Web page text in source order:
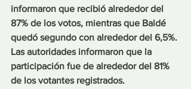
informaron que recibió alrededor del
87% de los votos, mientras que Baldé
quedó segundo con alrededor del 6,5%.
Las autoridades informaron que la
participación fue de alrededor del 81%
de los votantes registrados.